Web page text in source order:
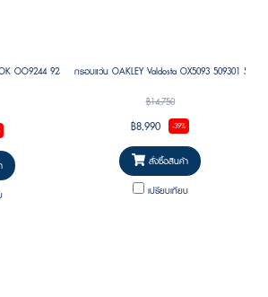
OO9244 924427 56กรอบแว่น OAKLEY Valdosta OX5093 509301 57
฿14,750
฿8,990 -39%
สั่งซื้อสินค้า
เปรียบเทียบ